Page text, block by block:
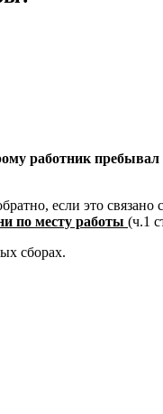
работник
если это связано
по месту работы (ч.1
сборах.